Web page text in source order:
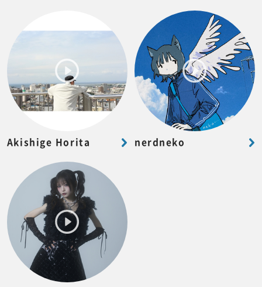
Akishige Horita nerdneko